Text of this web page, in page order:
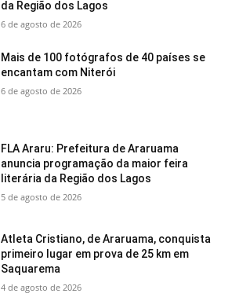
da Região dos Lagos
6 de agosto de 2026
Mais de 100 fotógrafos de 40 países se
encantam com Niterói
6 de agosto de 2026
FLA Araru: Prefeitura de Araruama
anuncia programação da maior feira
literária da Região dos Lagos
5 de agosto de 2026
Atleta Cristiano, de Araruama, conquista
primeiro lugar em prova de 25 km em
Saquarema
4 de agosto de 2026